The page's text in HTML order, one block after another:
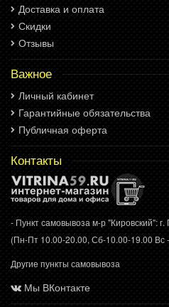
Доставка и оплата
Скидки
Отзывы
Важное
Личный кабинет
Гарантийные обязательства
Публичная оферта
Контакты
- Пункт самовывоза м-р "Кировский":
(Пн-Пт 10.00-20.00, Сб-10.00-19.00 Вс
Другие пункты самовывоза
Мы ВКонтакте